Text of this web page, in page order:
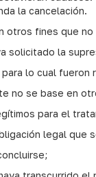
la cancelación.
fines que
solicitado la
lo cual
no se base en
para el
legal